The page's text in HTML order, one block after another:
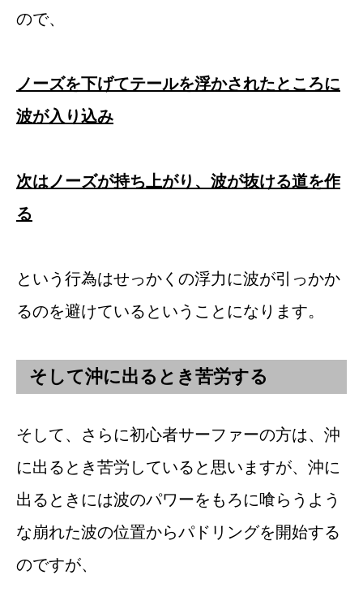
ので、
ノーズを下げてテールを浮かされたところに
波が入り込み
次はノーズが持ち上がり、波が抜ける道を作
る
という行為はせっかくの浮力に波が引っかか
るのを避けているということになります。
そして沖に出るとき苦労する
そして、さらに初心者サーファーの方は、沖
に出るとき苦労していると思いますが、沖に
出るときには波のパワーをもろに喰らうよう
な崩れた波の位置からパドリングを開始する
のですが、